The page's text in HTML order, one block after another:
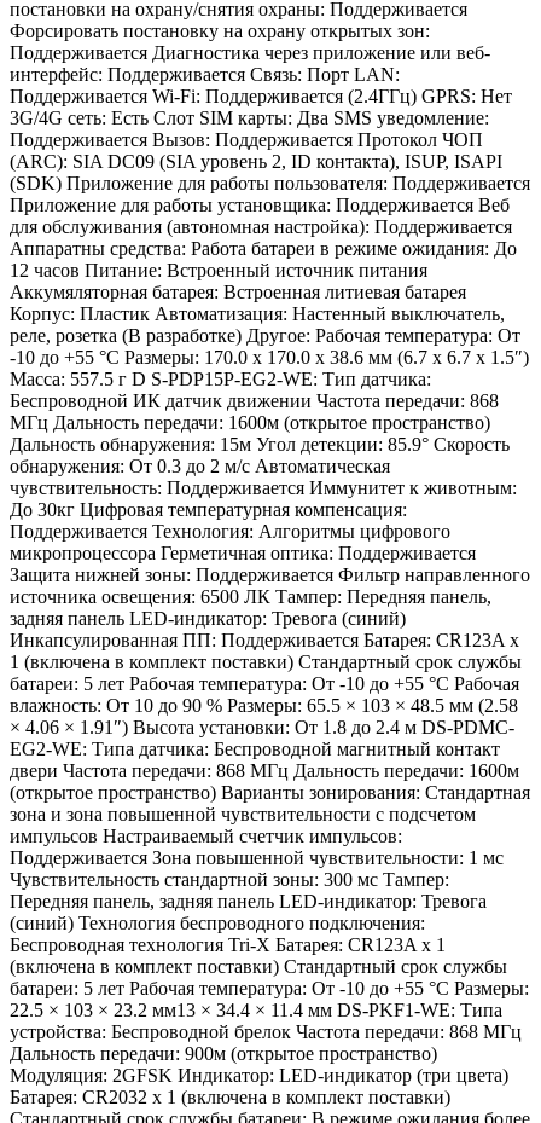
постановки на охрану/снятия охраны: Поддерживается
Форсировать постановку на охрану открытых зон:
Поддерживается Диагностика через приложение или веб-
интерфейс: Поддерживается Связь: Порт LAN:
Поддерживается Wi-Fi: Поддерживается (2.4ГГц) GPRS: Нет
3G/4G сеть: Есть Слот SIM карты: Два SMS уведомление:
Поддерживается Вызов: Поддерживается Протокол ЧОП
(ARC): SIA DC09 (SIA уровень 2, ID контакта), ISUP, ISAPI
(SDK) Приложение для работы пользователя: Поддерживается
Приложение для работы установщика: Поддерживается Веб
для обслуживания (автономная настройка): Поддерживается
Аппаратны средства: Работа батареи в режиме ожидания: До
12 часов Питание: Встроенный источник питания
Аккумяляторная батарея: Встроенная литиевая батарея
Корпус: Пластик Автоматизация: Настенный выключатель,
реле, розетка (В разработке) Другое: Рабочая температура: От
-10 до +55 °C Размеры: 170.0 x 170.0 x 38.6 мм (6.7 x 6.7 x 1.5″)
Масса: 557.5 г D S-PDP15P-EG2-WE: Тип датчика:
Беспроводной ИК датчик движении Частота передачи: 868
МГц Дальность передачи: 1600м (открытое пространство)
Дальность обнаружения: 15м Угол детекции: 85.9° Скорость
обнаружения: От 0.3 до 2 м/с Автоматическая
чувствительность: Поддерживается Иммунитет к животным:
До 30кг Цифровая температурная компенсация:
Поддерживается Технология: Алгоритмы цифрового
микропроцессора Герметичная оптика: Поддерживается
Защита нижней зоны: Поддерживается Фильтр направленного
источника освещения: 6500 ЛК Тампер: Передняя панель,
задняя панель LED-индикатор: Тревога (синий)
Инкапсулированная ПП: Поддерживается Батарея: CR123A x
1 (включена в комплект поставки) Стандартный срок службы
батареи: 5 лет Рабочая температура: От -10 до +55 °C Рабочая
влажность: От 10 до 90 % Размеры: 65.5 × 103 × 48.5 мм (2.58
× 4.06 × 1.91″) Высота установки: От 1.8 до 2.4 м DS-PDMC-
EG2-WE: Типа датчика: Беспроводной магнитный контакт
двери Частота передачи: 868 МГц Дальность передачи: 1600м
(открытое пространство) Варианты зонирования: Стандартная
зона и зона повышенной чувствительности с подсчетом
импульсов Настраиваемый счетчик импульсов:
Поддерживается Зона повышенной чувствительности: 1 мс
Чувствительность стандартной зоны: 300 мс Тампер:
Передняя панель, задняя панель LED-индикатор: Тревога
(синий) Технология беспроводного подключения:
Беспроводная технология Tri-X Батарея: CR123A x 1
(включена в комплект поставки) Стандартный срок службы
батареи: 5 лет Рабочая температура: От -10 до +55 °C Размеры:
22.5 × 103 × 23.2 мм13 × 34.4 × 11.4 мм DS-PKF1-WE: Типа
устройства: Беспроводной брелок Частота передачи: 868 МГц
Дальность передачи: 900м (открытое пространство)
Модуляция: 2GFSK Индикатор: LED-индикатор (три цвета)
Батарея: CR2032 x 1 (включена в комплект поставки)
Стандартный срок службы батареи: В режиме ожидания более